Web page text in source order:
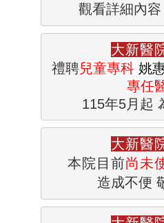
觀看詳細內容
禮聘兒童專科 姚
115年5月起
大新醫
本院目前尚未
造成不便